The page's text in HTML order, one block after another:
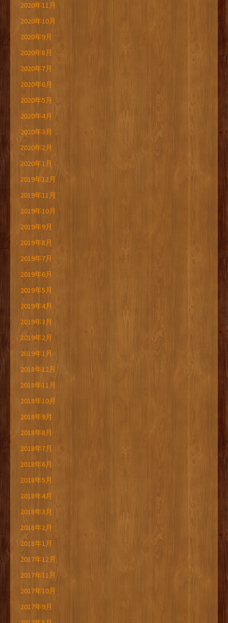
2020年11月
2020年10月
2020年9月
2020年8月
2020年7月
2020年6月
2020年5月
2020年4月
2020年3月
2020年2月
2020年1月
2019年12月
2019年11月
2019年10月
2019年9月
2019年8月
2019年7月
2019年6月
2019年5月
2019年4月
2019年3月
2019年2月
2019年1月
2018年12月
2018年11月
2018年10月
2018年9月
2018年8月
2018年7月
2018年6月
2018年5月
2018年4月
2018年3月
2018年2月
2018年1月
2017年12月
2017年11月
2017年10月
2017年9月